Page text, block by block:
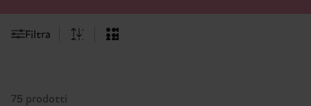
Filtra
75 prodotti